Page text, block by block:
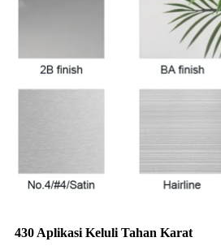
430 Aplikasi Keluli Tahan Karat